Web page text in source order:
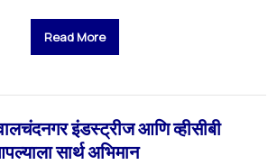
Read More
इंडस्ट्रीज आणि व्हीसीबी
सार्थ अभिमान